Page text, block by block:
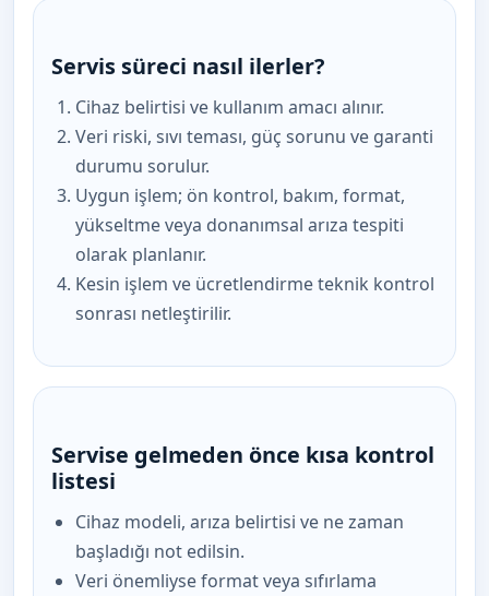
Servis süreci nasıl ilerler?
Cihaz belirtisi ve kullanım amacı alınır.
Veri riski, sıvı teması, güç sorunu ve garanti
durumu sorulur.
Uygun işlem; ön kontrol, bakım, format,
yükseltme veya donanımsal arıza tespiti
olarak planlanır.
Kesin işlem ve ücretlendirme teknik kontrol
sonrası netleştirilir.
Servise gelmeden önce kısa kontrol
listesi
Cihaz modeli, arıza belirtisi ve ne zaman
başladığı not edilsin.
Veri önemliyse format veya sıfırlama